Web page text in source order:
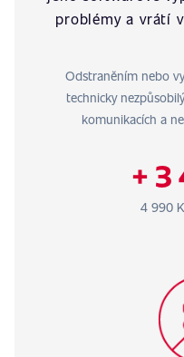
problémy a vrátí
Odstraněním nebo
technicky
komunikacích a
+ 3
4 990